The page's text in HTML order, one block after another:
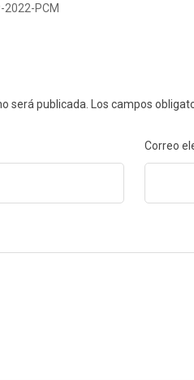
2022-PCM
será publicada. Los campos
Correo